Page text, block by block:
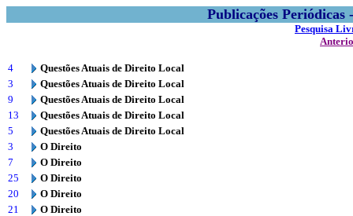
Publicações
Pesquisa
4
Questões Atuais de Direito Local
3
Questões Atuais de Direito Local
9
Questões Atuais de Direito Local
13
Questões Atuais de Direito Local
5
Questões Atuais de Direito Local
3
O Direito
7
O Direito
25
O Direito
20
O Direito
21
O Direito